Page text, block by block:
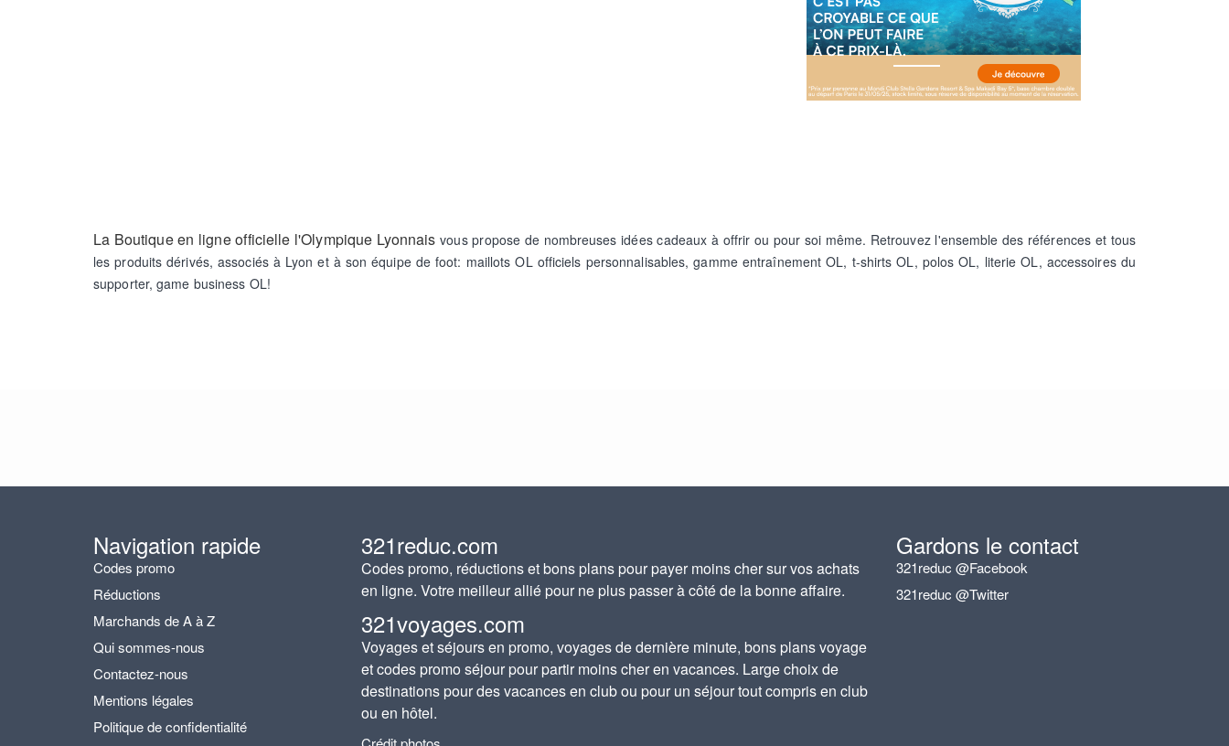
La Boutique en ligne officielle l'Olympique Lyonnais vous propose de nombreuses idées cadeaux à offrir ou pour soi même. Retrouvez l'ensemble des références et tous
les produits dérivés, associés à Lyon et à son équipe de foot: maillots OL officiels personnalisables, gamme entraînement OL, t-shirts OL, polos OL, literie OL, accessoires du
supporter, game business OL!
Navigation rapide
Codes promo
Réductions
Marchands de A à Z
Qui sommes-nous
Contactez-nous
Mentions légales
Politique de confidentialité
321reduc.com
Codes promo, réductions et bons plans pour payer moins cher sur vos achats
en ligne. Votre meilleur allié pour ne plus passer à côté de la bonne affaire.
321voyages.com
Voyages et séjours en promo, voyages de dernière minute, bons plans voyage
et codes promo séjour pour partir moins cher en vacances. Large choix de
destinations pour des vacances en club ou pour un séjour tout compris en club
ou en hôtel.
Gardons le contact
321reduc @Facebook
321reduc @Twitter